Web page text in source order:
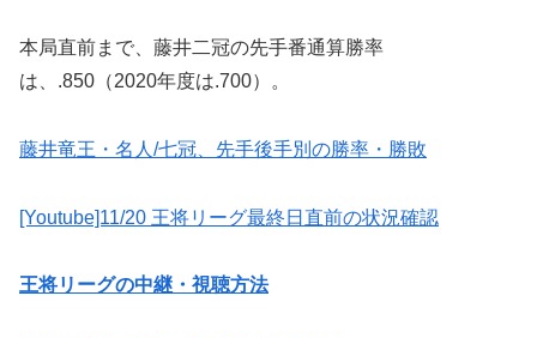
本局直前まで、藤井二冠の先手番通算勝率
は、.850（2020年度は.700）。
藤井竜王・名人/七冠、先手後手別の勝率・勝敗
[Youtube]11/20 王将リーグ最終日直前の状況確認
王将リーグの中継・視聴方法